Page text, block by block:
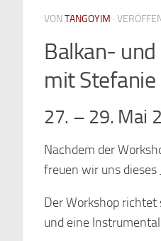
VON TANGOYIM ·
Balkan-
mit Stefanie
27. – 29. Mai
Nachdem der
freuen wir uns dieses
Der Workshop
und eine